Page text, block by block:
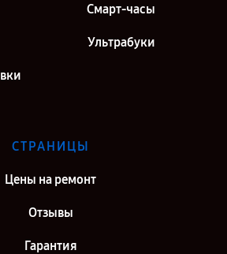
Смарт-часы
Ультрабуки
СТРАНИЦЫ
Цены на ремонт
Отзывы
Гарантия